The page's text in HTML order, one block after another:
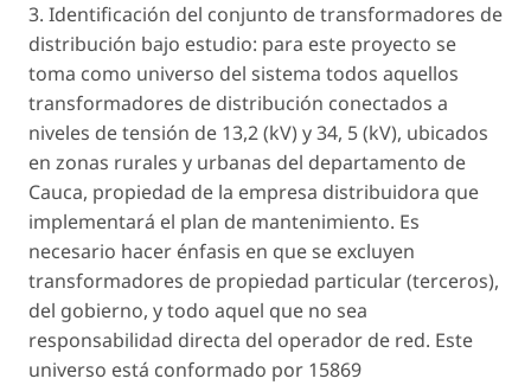
3. Identificación del conjunto de transformadores de
distribución bajo estudio: para este proyecto se
toma como universo del sistema todos aquellos
transformadores de distribución conectados a
niveles de tensión de 13,2 (kV) y 34, 5 (kV), ubicados
en zonas rurales y urbanas del departamento de
Cauca, propiedad de la empresa distribuidora que
implementará el plan de mantenimiento. Es
necesario hacer énfasis en que se excluyen
transformadores de propiedad particular (terceros),
del gobierno, y todo aquel que no sea
responsabilidad directa del operador de red. Este
universo está conformado por 15869